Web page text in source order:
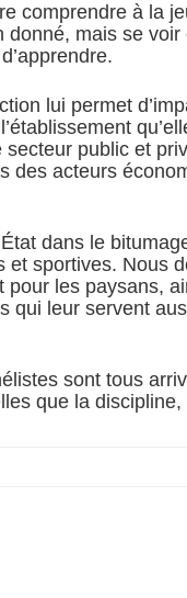
comprendre à la
mais se
lui permet
public et
des acteurs
dans le
et sportives. Nous
pour les paysans,
qui leur servent
sont tous
que la